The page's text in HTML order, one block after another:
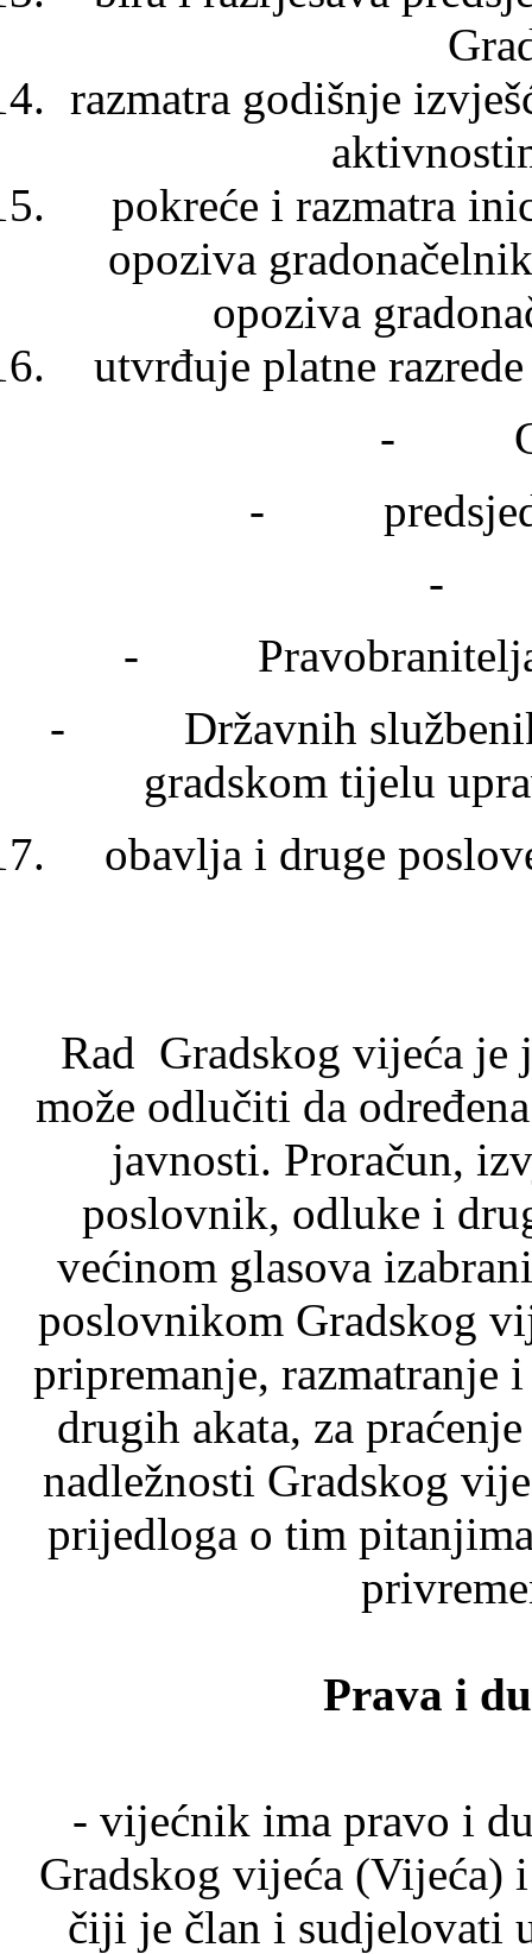
razmatra godišnje
pokreće i razmatra
opoziva
opoziva
utvrđuje platne
-
-
-
- Pravobranitelja i
- Državnih službenika
gradskom tijelu
obavlja i druge
Rad Gradskog vijeća je
može odlučiti da
javnosti. Proračun,
poslovnik, odluke i
većinom glasova
poslovnikom Gradskog
pripremanje, razmatranje
drugih akata, za
nadležnosti Gradskog
prijedloga o tim
Prava i
- vijećnik ima pravo i
Gradskog vijeća (Vijeća)
čiji je član i sudjelovati